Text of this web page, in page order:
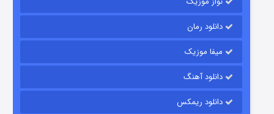
قسمت۱۵ (دوبله) منتشر شد
دانلود رمان
میفا موزیک
دانلود آهنگ
دانلود ریمکس